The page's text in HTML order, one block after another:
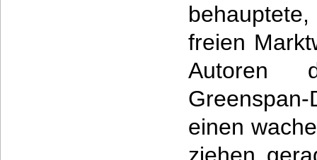
freien
Autoren
einen